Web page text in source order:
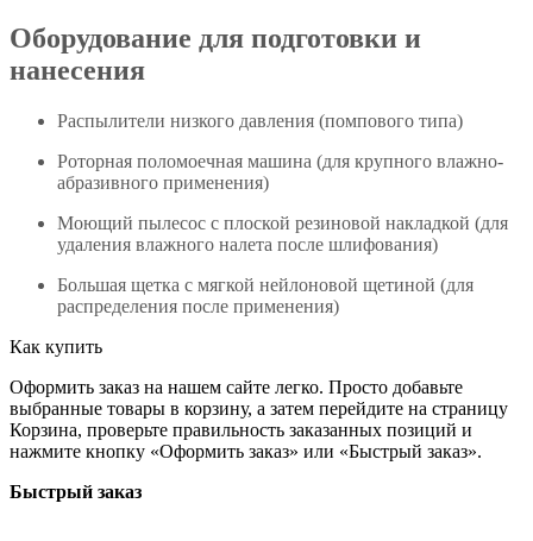
Оборудование для подготовки и
нанесения
Распылители низкого давления (помпового типа)
Роторная поломоечная машина (для крупного влажно-
абразивного применения)
Моющий пылесос с плоской резиновой накладкой (для
удаления влажного налета после шлифования)
Большая щетка с мягкой нейлоновой щетиной (для
распределения после применения)
Как купить
Оформить заказ на нашем сайте легко. Просто добавьте
выбранные товары в корзину, а затем перейдите на страницу
Корзина, проверьте правильность заказанных позиций и
нажмите кнопку «Оформить заказ» или «Быстрый заказ».
Быстрый заказ